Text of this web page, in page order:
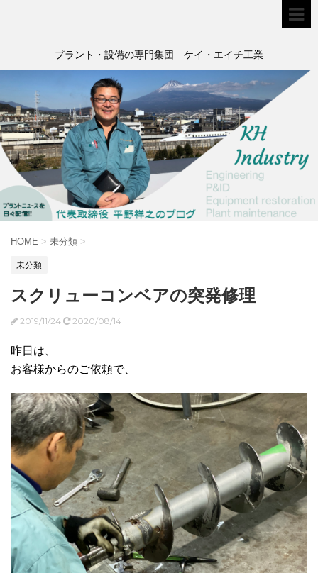
プラント・設備の専門集団 ケイ・エイチ工業
HOME > 未分類 >
未分類
スクリューコンベアの突発修理
2019/11/24 2020/08/14
昨日は、
お客様からのご依頼で、